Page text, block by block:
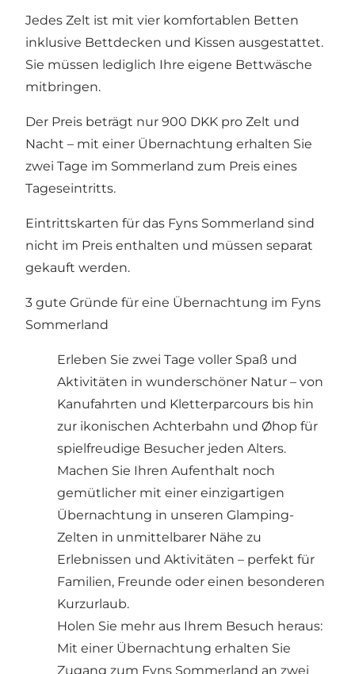
Jedes Zelt ist mit vier komfortablen Betten
inklusive Bettdecken und Kissen ausgestattet.
Sie müssen lediglich Ihre eigene Bettwäsche
mitbringen.
Der Preis beträgt nur 900 DKK pro Zelt und
Nacht – mit einer Übernachtung erhalten Sie
zwei Tage im Sommerland zum Preis eines
Tageseintritts.
Eintrittskarten für das Fyns Sommerland sind
nicht im Preis enthalten und müssen separat
gekauft werden.
3 gute Gründe für eine Übernachtung im Fyns
Sommerland
Erleben Sie zwei Tage voller Spaß und
Aktivitäten in wunderschöner Natur – von
Kanufahrten und Kletterparcours bis hin
zur ikonischen Achterbahn und Øhop für
spielfreudige Besucher jeden Alters.
Machen Sie Ihren Aufenthalt noch
gemütlicher mit einer einzigartigen
Übernachtung in unseren Glamping-
Zelten in unmittelbarer Nähe zu
Erlebnissen und Aktivitäten – perfekt für
Familien, Freunde oder einen besonderen
Kurzurlaub.
Holen Sie mehr aus Ihrem Besuch heraus:
Mit einer Übernachtung erhalten Sie
Zugang zum Fyns Sommerland an zwei